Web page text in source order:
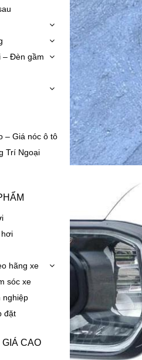
– Đèn gầm
– Giá nóc ô tô
Trí Ngoại
hơi
hãng xe
sóc xe
nghiệp
đặt
CAO